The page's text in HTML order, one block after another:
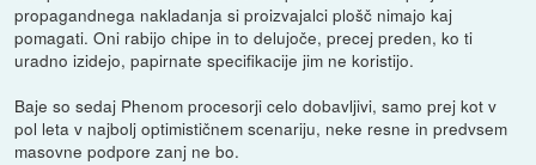
propagandnega nakladanja si proizvajalci plošč nimajo kaj
pomagati. Oni rabijo chipe in to delujoče, precej preden, ko ti
uradno izidejo, papirnate specifikacije jim ne koristijo.
Baje so sedaj Phenom procesorji celo dobavljivi, samo prej kot v
pol leta v najbolj optimističnem scenariju, neke resne in predvsem
masovne podpore zanj ne bo.